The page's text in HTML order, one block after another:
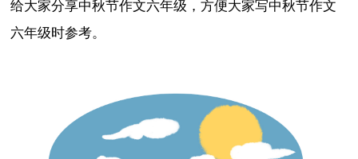
给大家分享中秋节作文六年级，方便大家写中秋节作文
六年级时参考。